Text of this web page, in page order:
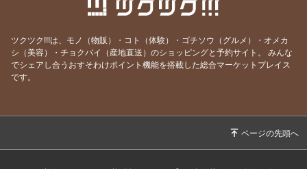
ツクツク!!!は、モノ（物販）・コト（体験）・ゴチソウ（グルメ）・オメカ
シ（美容）・チョクバイ（産地直送）のショッピングと予約サイト。
みんな
でシェアし合うおすそわけポイント機能を搭載した総合マーケットプレイス
です。